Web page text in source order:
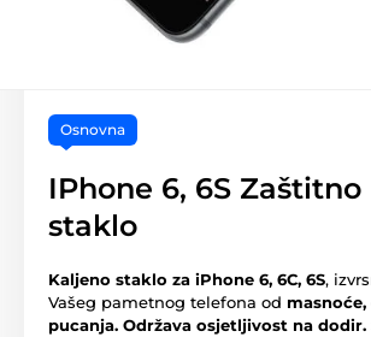
Osnovna
IPhone 6, 6S
staklo
Kaljeno staklo za iPhone 6, 6C, 6S,
Vašeg pametnog telefona od
pucanja. Održava osjetljivost na dodir.